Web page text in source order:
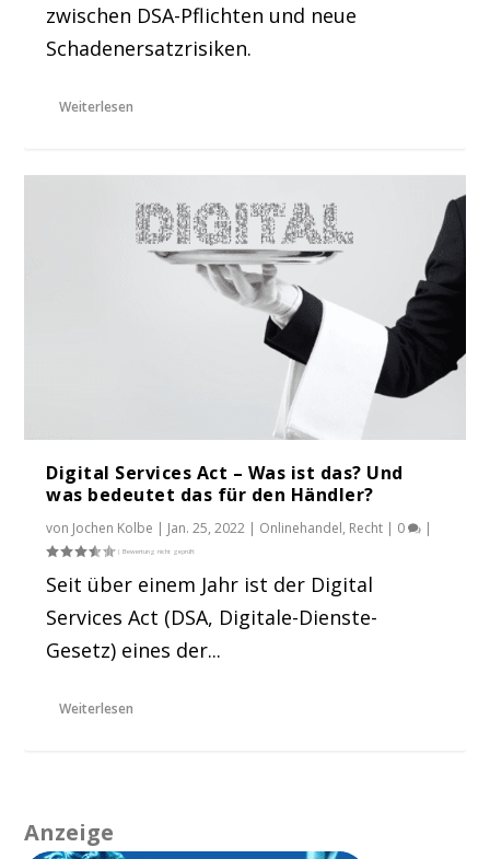
zwischen DSA-Pflichten und neue
Schadenersatzrisiken.
Weiterlesen
Digital Services Act – Was ist das? Und
was bedeutet das für den Händler?
von Jochen Kolbe | Jan. 25, 2022 | Onlinehandel, Recht | 0 |
Seit über einem Jahr ist der Digital
Services Act (DSA, Digitale-Dienste-
Gesetz) eines der...
Weiterlesen
Anzeige